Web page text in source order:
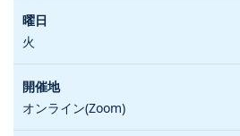
火
オンライン(Zoom)